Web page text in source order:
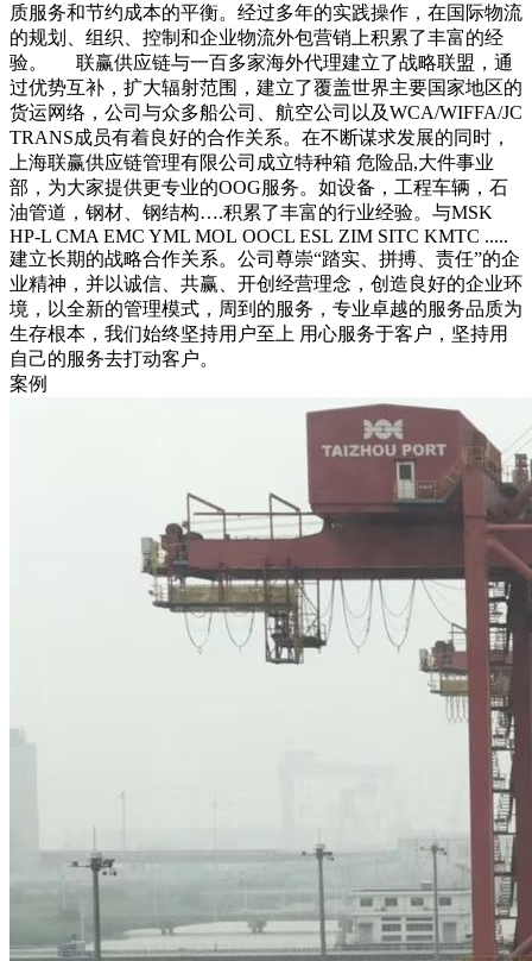
质服务和节约成本的平衡。经过多年的实践操作，在国际物流
的规划、组织、控制和企业物流外包营销上积累了丰富的经
验。 联赢供应链与一百多家海外代理建立了战略联盟，通
过优势互补，扩大辐射范围，建立了覆盖世界主要国家地区的
货运网络，公司与众多船公司、航空公司以及WCA/WIFFA/JC
TRANS成员有着良好的合作关系。在不断谋求发展的同时，
上海联赢供应链管理有限公司成立特种箱 危险品,大件事业
部，为大家提供更专业的OOG服务。如设备，工程车辆，石
油管道，钢材、钢结构….积累了丰富的行业经验。与MSK
HP-L CMA EMC YML MOL OOCL ESL ZIM SITC KMTC .....
建立长期的战略合作关系。公司尊崇“踏实、拼搏、责任”的企
业精神，并以诚信、共赢、开创经营理念，创造良好的企业环
境，以全新的管理模式，周到的服务，专业卓越的服务品质为
生存根本，我们始终坚持用户至上 用心服务于客户，坚持用
自己的服务去打动客户。
案例